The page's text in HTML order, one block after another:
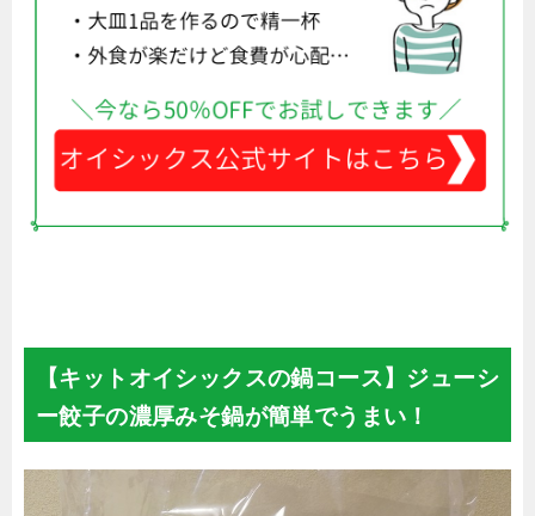
【キットオイシックスの鍋コース】ジューシ
ー餃子の濃厚みそ鍋が簡単でうまい！